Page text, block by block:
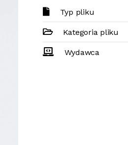
Typ pliku
Kategoria pliku
Wydawca